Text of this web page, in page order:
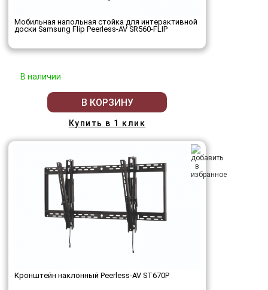
Мобильная напольная стойка для интерактивной
доски Samsung Flip Peerless-AV SR560-FLIP
В наличии
В КОРЗИНУ
Купить в 1 клик
Кронштейн наклонный Peerless-AV ST670P